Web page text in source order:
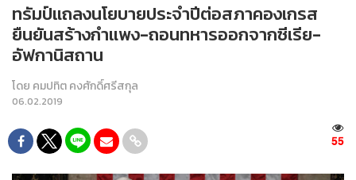
ทรัมป์แถลงนโยบายประจำปีต่อสภาคองเกรส
ยืนยันสร้างกำแพง-ถอนทหารออกจากซีเรีย-
อัฟกานิสถาน
โดย คมปทิต คงศักดิ์ศรีสกุล
06.02.2019
55